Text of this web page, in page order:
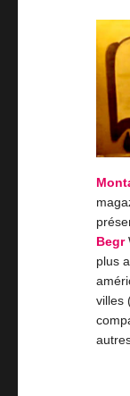
Begr
plus
villes